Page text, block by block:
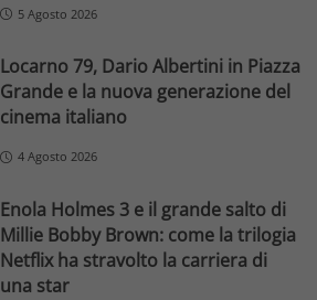
5 Agosto 2026
Locarno 79, Dario Albertini in Piazza
Grande e la nuova generazione del
cinema italiano
4 Agosto 2026
Enola Holmes 3 e il grande salto di
Millie Bobby Brown: come la trilogia
Netflix ha stravolto la carriera di
una star